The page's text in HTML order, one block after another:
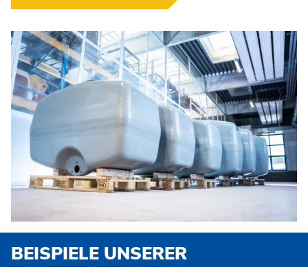
THERMOPLASTE
CNC-DREH UND FRÄSTEILE
FORMEN- UND MODELLBAU
LUFTTECHNIK
BRANCHEN
LEISTUNGEN
BEISPIELE UNSERER